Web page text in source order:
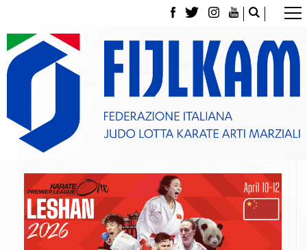
La Federazione
Tesseramento
Contatti
Norme e modulistica Affiliazioni e Tesseramenti
Classifica Società Sportive con più di 100 atleti
tesserati
Gare e Risultati
Archivio eventi
Dove siamo
Media
Partners
Trasparenza